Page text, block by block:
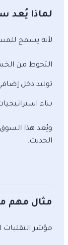
لماذا يُعد
لأنه يسمح
التحوط من
توليد دخل
بناء
ويُعد هذا السوق
الحديث.
مثال مهم
مؤشر التقلبات